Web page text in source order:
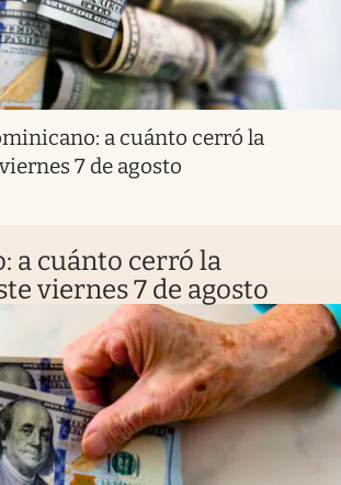
a cuánto cerró la
7 de agosto
a cuánto cerró la
viernes 7 de agosto